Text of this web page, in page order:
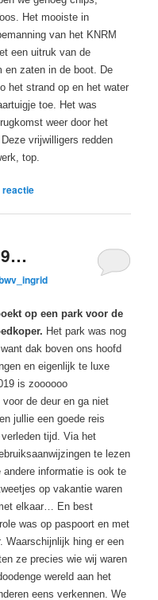
Het mooiste in
van het KNRM
een uitruk van de
en zaten in de boot. De
het strand op en het water
toe. Het was
weer door het
vrijwilligers redden
top.
reactie
op een park voor de
Het park was nog
dak boven ons hoofd
en eigenlijk te luxe
is zoooooo
de deur en ga niet
jullie een goede reis
tijd. Via het
te lezen
informatie is ook te
op vakantie waren
elkaar… En best
was op paspoort en met
Waarschijnlijk hing er een
ze precies wie wij waren
wereld aan het
eens verkennen. We